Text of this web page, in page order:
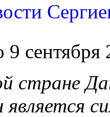
сентября
стране
является